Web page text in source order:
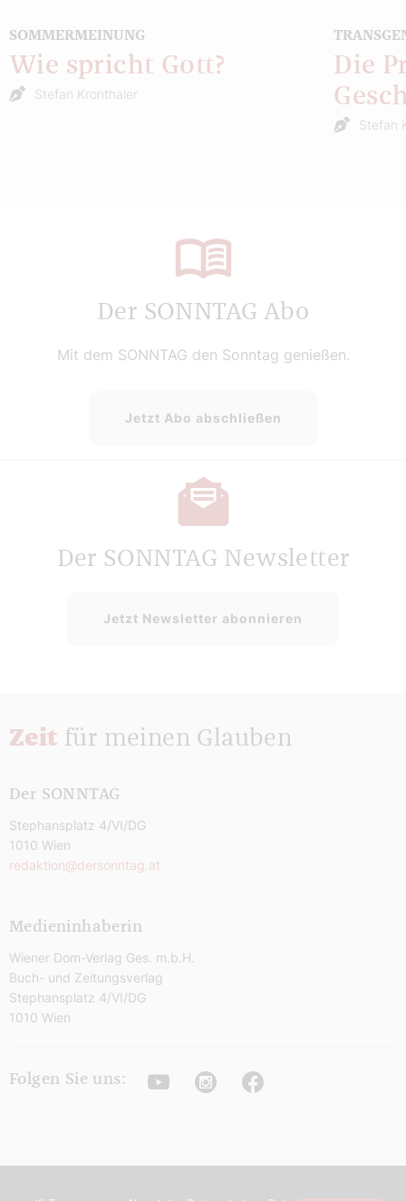
SOMMERMEINUNG
Wie spricht Gott?
Stefan Kronthaler
Die
Stefan
Der SONNTAG Abo
Mit dem SONNTAG den Sonntag genießen.
Jetzt Abo abschließen
Der SONNTAG Newsletter
Jetzt Newsletter abonnieren
Zeit für meinen Glauben
Der SONNTAG
Stephansplatz 4/VI/DG
1010 Wien
redaktion@dersonntag.at
Medieninhaberin
Wiener Dom-Verlag Ges. m.b.H.
Buch- und Zeitungsverlag
Stephansplatz 4/VI/DG
1010 Wien
Folgen Sie uns: YoutubeInstagramFacebook